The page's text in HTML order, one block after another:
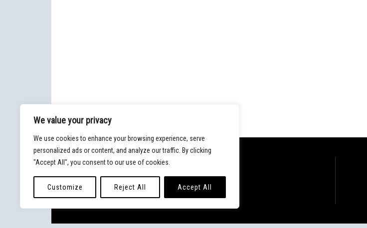
We value your privacy
We use cookies to enhance your browsing experience, serve
personalized ads or content, and analyze our traffic. By clicking
"Accept All", you consent to our use of cookies.
Customize Reject All Accept All
© 2020 - Blog Malpaso